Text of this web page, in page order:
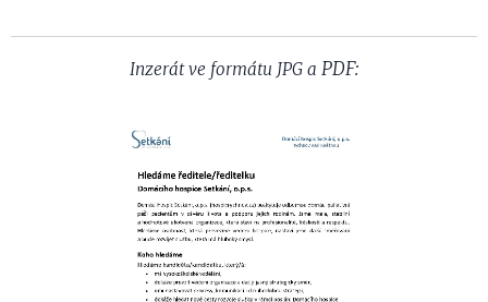
Inzerát ve formátu JPG a PDF: